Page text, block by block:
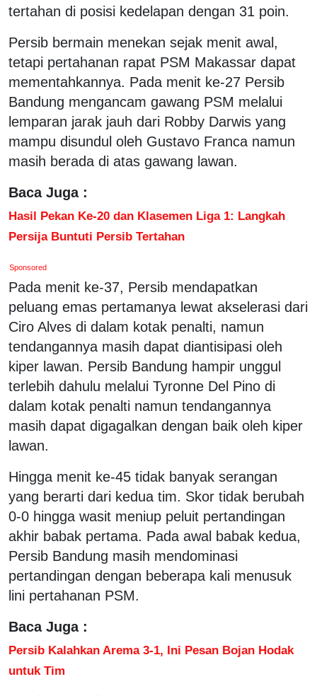
tertahan di posisi kedelapan dengan 31 poin.
Persib bermain menekan sejak menit awal,
tetapi pertahanan rapat PSM Makassar dapat
mementahkannya. Pada menit ke-27 Persib
Bandung mengancam gawang PSM melalui
lemparan jarak jauh dari Robby Darwis yang
mampu disundul oleh Gustavo Franca namun
masih berada di atas gawang lawan.
Baca Juga :
Hasil Pekan Ke-20 dan Klasemen Liga 1: Langkah
Persija Buntuti Persib Tertahan
Sponsored
Pada menit ke-37, Persib mendapatkan
peluang emas pertamanya lewat akselerasi dari
Ciro Alves di dalam kotak penalti, namun
tendangannya masih dapat diantisipasi oleh
kiper lawan. Persib Bandung hampir unggul
terlebih dahulu melalui Tyronne Del Pino di
dalam kotak penalti namun tendangannya
masih dapat digagalkan dengan baik oleh kiper
lawan.
Hingga menit ke-45 tidak banyak serangan
yang berarti dari kedua tim. Skor tidak berubah
0-0 hingga wasit meniup peluit pertandingan
akhir babak pertama. Pada awal babak kedua,
Persib Bandung masih mendominasi
pertandingan dengan beberapa kali menusuk
lini pertahanan PSM.
Baca Juga :
Persib Kalahkan Arema 3-1, Ini Pesan Bojan Hodak
untuk Tim